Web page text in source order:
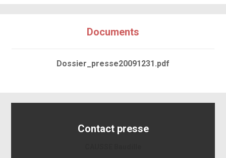
Documents
Dossier_presse20091231.pdf
Contact presse